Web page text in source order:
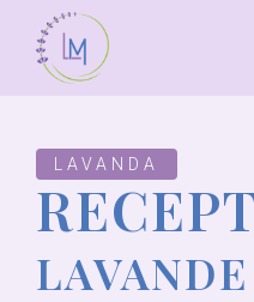
LAVANDA
LAVANDE